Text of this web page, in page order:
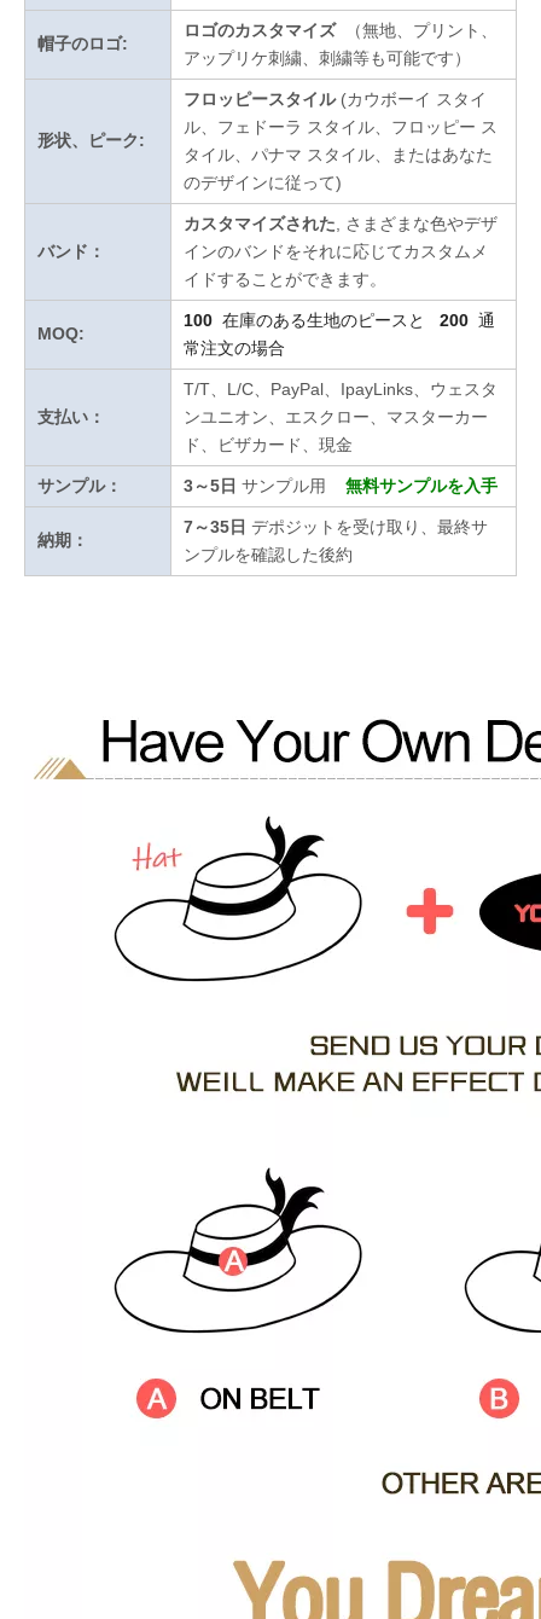
帽子のロゴ:
ロゴのカスタマイズ（無地、プリント、
アップリケ刺繍、刺繍等も可能です）
形状、ピーク:
フロッピースタイル (カウボーイ スタイ
ル、フェドーラ スタイル、フロッピー ス
タイル、パナマ スタイル、またはあなた
のデザインに従って)
バンド：
カスタマイズされた , さまざまな色やデザ
インのバンドをそれに応じてカスタムメ
イドすることができます。
MOQ:
100 在庫のある生地のピースと 200 通
常注文の場合
支払い：
T/T、L/C、PayPal、IpayLinks、ウェスタ
ンユニオン、エスクロー、マスターカー
ド、ビザカード、現金
サンプル： 3～5日 サンプル用 無料サンプルを入手
納期：
7～35日 デポジットを受け取り、最終サ
ンプルを確認した後約